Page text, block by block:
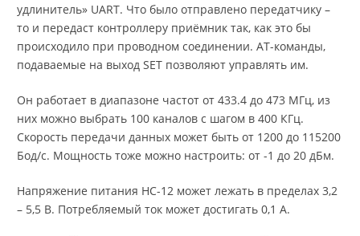
удлинитель» UART. Что было отправлено передатчику –
то и передаст контроллеру приёмник так, как это бы
происходило при проводном соединении. AT-команды,
подаваемые на выход SET позволяют управлять им.
Он работает в диапазоне частот от 433.4 до 473 МГц, из
них можно выбрать 100 каналов с шагом в 400 КГц.
Скорость передачи данных может быть от 1200 до 115200
Бод/с. Мощность тоже можно настроить: от -1 до 20 дБм.
Напряжение питания HC-12 может лежать в пределах 3,2
– 5,5 В. Потребляемый ток может достигать 0,1 А.